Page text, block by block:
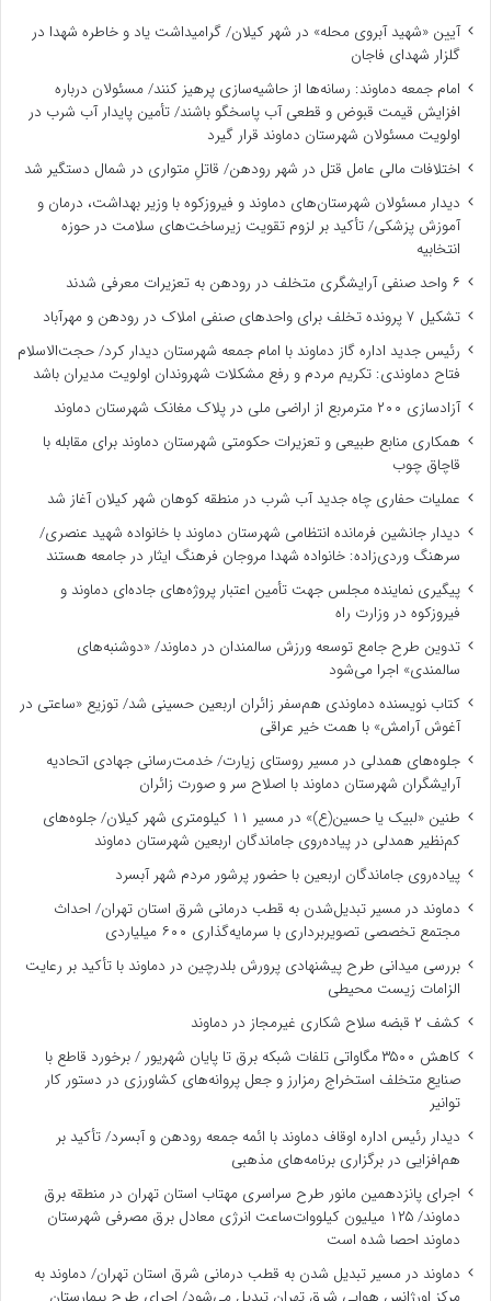
آیین «شهید آبروی محله» در شهر کیلان/ گرامیداشت یاد و خاطره شهدا در
گلزار شهدای فاجان
امام جمعه دماوند: رسانه‌ها از حاشیه‌سازی پرهیز کنند/ مسئولان درباره
افزایش قیمت قبوض و قطعی آب پاسخگو باشند/ تأمین پایدار آب شرب در
اولویت مسئولان شهرستان دماوند قرار گیرد
اختلافات مالی عامل قتل در شهر رودهن/ قاتلِ متواری در شمال دستگیر شد
دیدار مسئولان شهرستان‌های دماوند و فیروزکوه با وزیر بهداشت، درمان و
آموزش پزشکی/ تأکید بر لزوم تقویت زیرساخت‌های سلامت در حوزه
انتخابیه
۶ واحد صنفی آرایشگری متخلف در رودهن به تعزیرات معرفی شدند
تشکیل ۷ پرونده تخلف برای واحدهای صنفی املاک در رودهن و مهرآباد
رئیس جدید اداره گاز دماوند با امام جمعه شهرستان دیدار کرد/ حجت‌الاسلام
فتاح دماوندی: تکریم مردم و رفع مشکلات شهروندان اولویت مدیران باشد
آزادسازی ۲۰۰ مترمربع از اراضی ملی در پلاک مغانک شهرستان دماوند
همکاری منابع طبیعی و تعزیرات حکومتی شهرستان دماوند برای مقابله با
قاچاق چوب
عملیات حفاری چاه جدید آب شرب در منطقه کوهان شهر کیلان آغاز شد
دیدار جانشین فرمانده انتظامی شهرستان دماوند با خانواده شهید عنصری/
سرهنگ وردی‌زاده: خانواده شهدا مروجان فرهنگ ایثار در جامعه هستند
پیگیری نماینده مجلس جهت تأمین اعتبار پروژه‌های جاده‌ای دماوند و
فیروزکوه در وزارت راه
تدوین طرح جامع توسعه ورزش سالمندان در دماوند/ «دوشنبه‌های
سالمندی» اجرا می‌شود
کتاب نویسنده دماوندی هم‌سفر زائران اربعین حسینی شد/ توزیع «ساعتی در
آغوش آرامش» با همت خیر عراقی
جلوه‌های همدلی در مسیر روستای زیارت/ خدمت‌رسانی جهادی اتحادیه
آرایشگران شهرستان دماوند با اصلاح سر و صورت زائران
طنین «لبیک یا حسین(ع)» در مسیر ۱۱ کیلومتری شهر کیلان/ جلوه‌های
کم‌نظیر همدلی در پیاده‌روی جاماندگان اربعین شهرستان دماوند
پیاده‌روی جاماندگان اربعین با حضور پرشور مردم شهر آبسرد
دماوند در مسیر تبدیل‌شدن به قطب درمانی شرق استان تهران/ احداث
مجتمع تخصصی تصویربرداری با سرمایه‌گذاری ۶۰۰ میلیاردی
بررسی میدانی طرح پیشنهادی پرورش بلدرچین در دماوند با تأکید بر رعایت
الزامات زیست ‌محیطی
کشف ۲ قبضه سلاح شکاری غیرمجاز در دماوند
کاهش ۳۵۰۰ مگاواتی تلفات شبکه برق تا پایان شهریور / برخورد قاطع با
صنایع متخلف استخراج رمزارز و جعل پروانه‌های کشاورزی در دستور کار
توانیر
دیدار رئیس اداره اوقاف دماوند با ائمه جمعه رودهن و آبسرد/ تأکید بر
هم‌افزایی در برگزاری برنامه‌های مذهبی
اجرای پانزدهمین مانور طرح سراسری مهتاب استان تهران در منطقه برق
دماوند/ ۱۲۵ میلیون کیلووات‌ساعت انرژی معادل برق مصرفی شهرستان
دماوند احصا شده است
دماوند در مسیر تبدیل شدن به قطب درمانی شرق استان تهران/ دماوند به